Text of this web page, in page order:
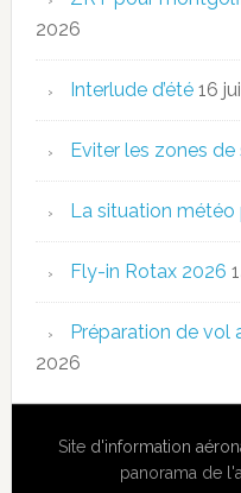
2026
Interlude d’été 16
Eviter les zones de
La situation météo
Fly-in Rotax 2026
Préparation de vol
2026
Site d'information
panorama de